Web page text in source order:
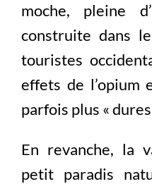
moche, pleine
construite dans
touristes
effets de l’opium
parfois plus « dures
En revanche, la
petit paradis